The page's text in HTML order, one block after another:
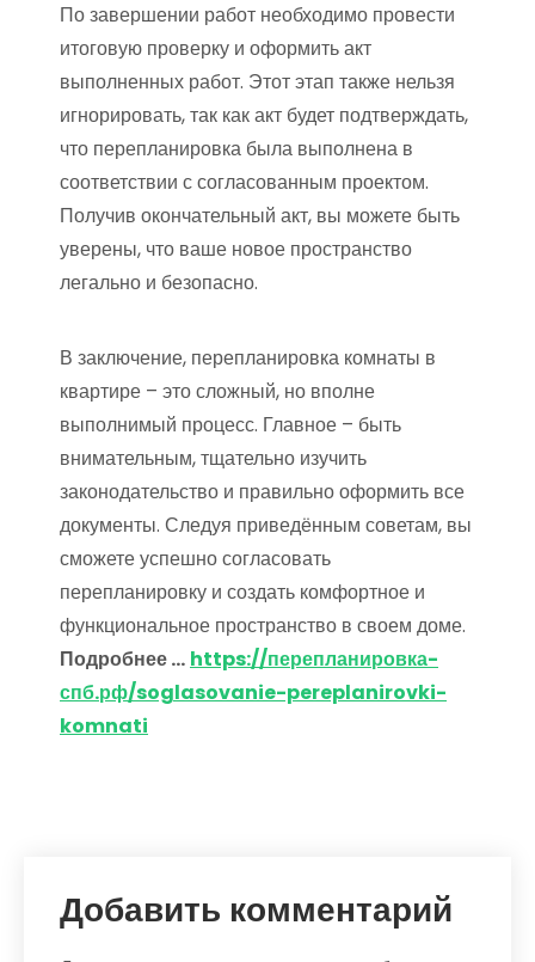
По завершении работ необходимо провести
итоговую проверку и оформить акт
выполненных работ. Этот этап также нельзя
игнорировать, так как акт будет подтверждать,
что перепланировка была выполнена в
соответствии с согласованным проектом.
Получив окончательный акт, вы можете быть
уверены, что ваше новое пространство
легально и безопасно.
В заключение, перепланировка комнаты в
квартире – это сложный, но вполне
выполнимый процесс. Главное – быть
внимательным, тщательно изучить
законодательство и правильно оформить все
документы. Следуя приведённым советам, вы
сможете успешно согласовать
перепланировку и создать комфортное и
функциональное пространство в своем доме.
Подробнее … https://перепланировка-
спб.рф/soglasovanie-pereplanirovki-
komnati
Добавить комментарий